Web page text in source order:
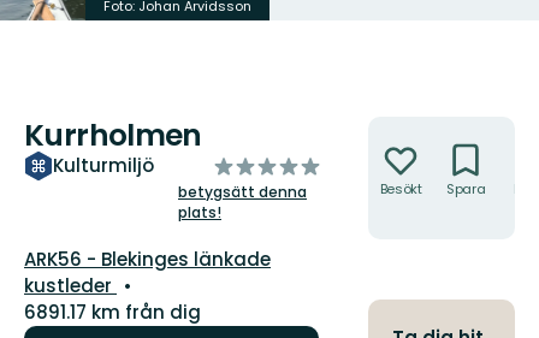
Foto: Johan Arvidsson
Kurrholmen
Kulturmiljö
av
5
stjärnor
betygsätt denna
plats!
Guide:
ARK56 - Blekinges länkade
kustleder
6891.17 km från dig
Besökt Spara